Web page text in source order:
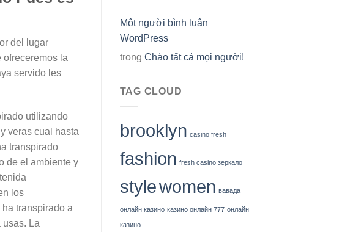
del lugar
ofreceremos la
servido les
utilizando
veras cual hasta
transpirado
de el ambiente y
los
transpirado a
usas. La
Một người bình luận
WordPress
trong Chào tất cả mọi người!
TAG CLOUD
brooklyn casino fresh
fashion fresh casino зеркало
stylewomen вавада
онлайн казино казино онлайн 777 онлайн
казино